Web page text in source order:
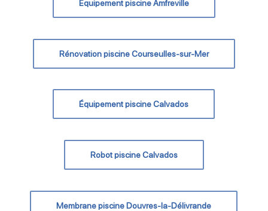
Équipement piscine Amfreville
Rénovation piscine Courseulles-sur-Mer
Équipement piscine Calvados
Robot piscine Calvados
Membrane piscine Douvres-la-Délivrande